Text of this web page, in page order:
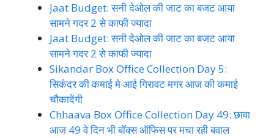
Jaat Budget: सनी देओल की जाट का बजट आया
सामने गदर 2 से काफी ज्यादा
Jaat Budget: सनी देओल की जाट का बजट आया
सामने गदर 2 से काफी ज्यादा
Sikandar Box Office Collection Day 5:
सिकंदर की कमाई मे आई गिरावट मगर आज की कमाई
चौकादेंगी
Chhaava Box Office Collection Day 49: छावा
आज 49 वे दिन भी बॉक्स ऑफिस पर मचा रही बवाल